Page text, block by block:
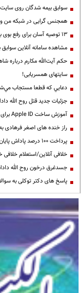
سوابق بیمه شدگان روی سایت
همجنس گرایی در شبکه من و
13 توصیه آسان برای رفع بوی بد دهان
مشاهده سامانه آنلاين سوابق
حكم آيت‌الله مكارم درباره
سایتهای همسریابی!
دعايي كه قطعا مستجاب
جزئیات جدید قتل روح الله
آموزش ساخت Apple ID برای کاربران ایرانی
راز خنده های اصغر فرهادی
پرداخت ۱۰۰ درصد پاداش پایان خدمت فرهنگیان
خلافی آنلاین/استعلام خلافی
جسدغرق درخون روح الله
پاسخ های دکتر توکلی به